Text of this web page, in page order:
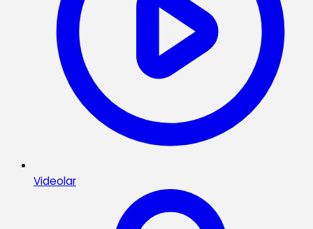
Videolar